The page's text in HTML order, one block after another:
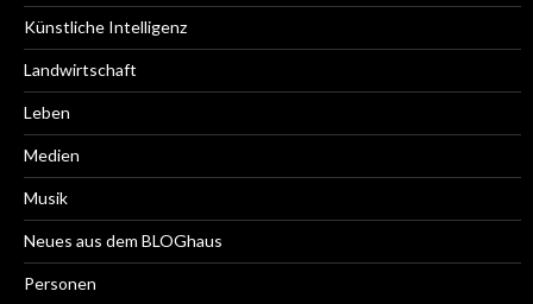
Künstliche Intelligenz
Landwirtschaft
Leben
Medien
Musik
Neues aus dem BLOGhaus
Personen